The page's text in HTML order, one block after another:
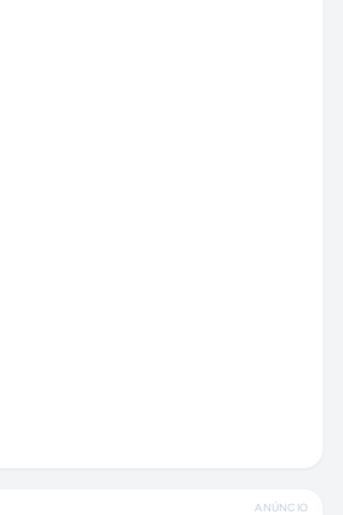
ANÚNCIO